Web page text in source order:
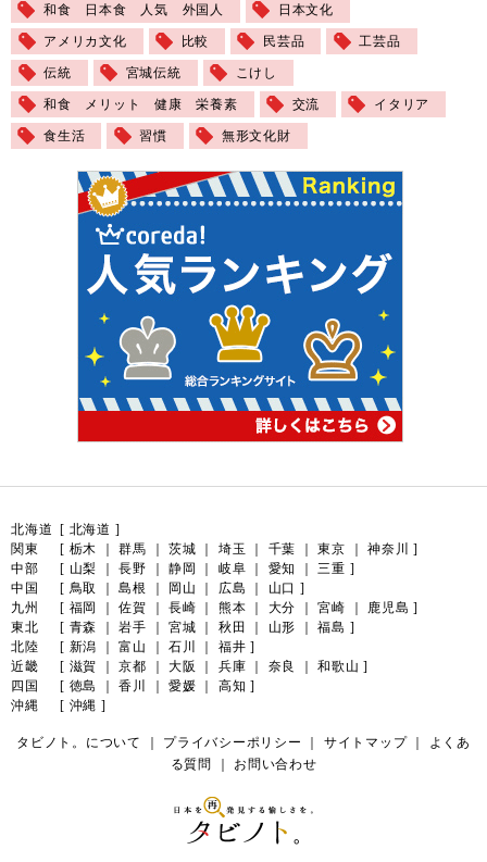
和食 日本食 人気 外国人 日本文化
アメリカ文化 比較 民芸品 工芸品
伝統 宮城伝統 こけし
和食 メリット 健康 栄養素 交流 イタリア
食生活 習慣 無形文化財
北海道 [ 北海道 ]
関東
[ 栃木 ｜群馬 茨城 埼玉 千葉 ｜東京 神奈川
]
中部
[ 山梨 ｜長野 静岡 岐阜 愛知 ｜三重 ]
中国
[ 鳥取 ｜島根 岡山 広島 山口 ]
九州
[ 福岡 ｜佐賀 長崎 熊本 大分 ｜宮崎 鹿児島 ]
東北
[ 青森 ｜岩手 宮城 秋田 山形 ｜福島 ]
北陸
[ 新潟 ｜富山 石川 福井 ]
近畿
[ 滋賀 ｜京都 大阪 兵庫 奈良 ｜和歌山 ]
四国
[ 徳島 ｜香川 愛媛 高知 ]
沖縄
[ 沖縄 ]
タビノト。について プライバシーポリシー サイトマップ｜ よくあ
る質問
お問い合わせ